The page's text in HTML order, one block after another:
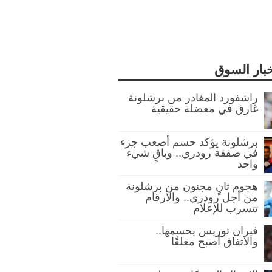
السوق
راشفورد المغادر من برشلونة
غارق في معضلة حقيقية
برشلونة يؤكد حسم أصعب جزء
في صفقة رودري.. وباقٍ شيء
واحد
هجوم ثانٍ مجنون من برشلونة
من أجل رودري.. والأرقام
تتسرب للإعلام
فيران توريس يحسمها..
والاتفاق أصبح مغلقًا